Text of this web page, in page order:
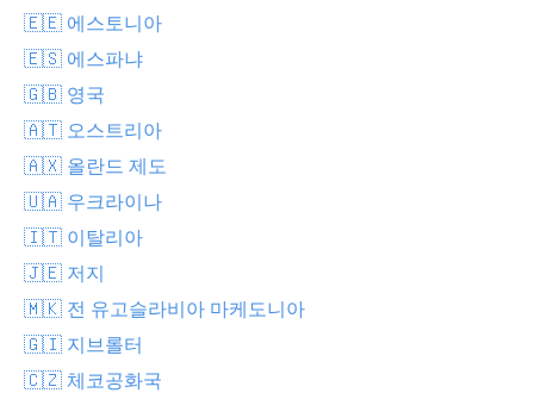
🇪🇪 에스토니아
🇪🇸 에스파냐
🇬🇧 영국
🇦🇹 오스트리아
🇦🇽 올란드 제도
🇺🇦 우크라이나
🇮🇹 이탈리아
🇯🇪 저지
🇲🇰 전 유고슬라비아 마케도니아
🇬🇮 지브롤터
🇨🇿 체코공화국